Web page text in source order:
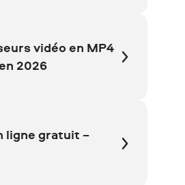
vidéo en MP4
2026
ligne gratuit −